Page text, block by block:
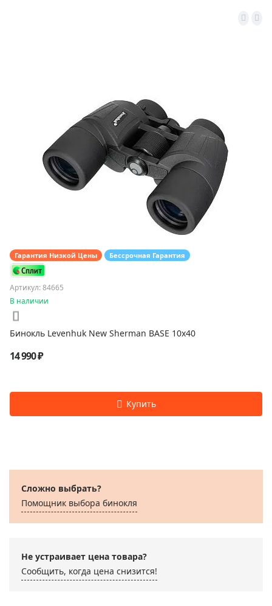
Гарантия Низкой Цены Бессрочная Гарантия
Артикул: 84665
В наличии
Бинокль Levenhuk New Sherman BASE 10x40
14 990 ₽
Сложно выбрать?
Помощник выбора бинокля
Не устраивает цена товара?
Сообщить, когда цена снизится!